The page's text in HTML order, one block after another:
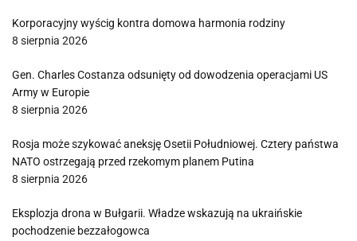
Korporacyjny wyścig kontra domowa harmonia rodziny
8 sierpnia 2026
Gen. Charles Costanza odsunięty od dowodzenia operacjami US
Army w Europie
8 sierpnia 2026
Rosja może szykować aneksję Osetii Południowej. Cztery państwa
NATO ostrzegają przed rzekomym planem Putina
8 sierpnia 2026
Eksplozja drona w Bułgarii. Władze wskazują na ukraińskie
pochodzenie bezzałogowca